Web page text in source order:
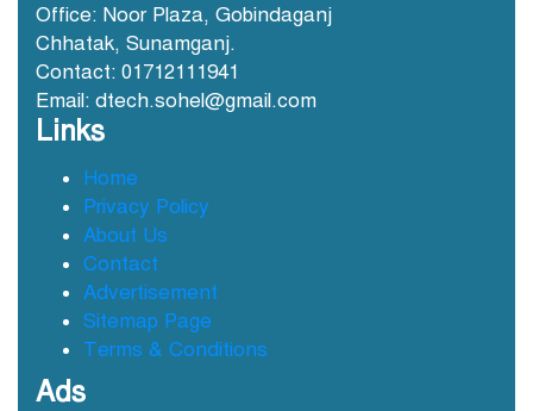
গ্রেফতার
ছাতক সিমেন্ট কারখানার মাটি
ছাতকে বন্যার্তদের মধ্যে তালামীযের
ছাতকে বর্ন্যাত দুইশ পরবিাররে মধ্যে
ত্রান
Office: Noor Plaza, Gobindaganj
Chhatak, Sunamganj.
Contact: 01712111941
Email: dtech.sohel@gmail.com
Links
Home
Privacy Policy
About Us
Contact
Advertisement
Sitemap Page
Terms & Conditions
Ads